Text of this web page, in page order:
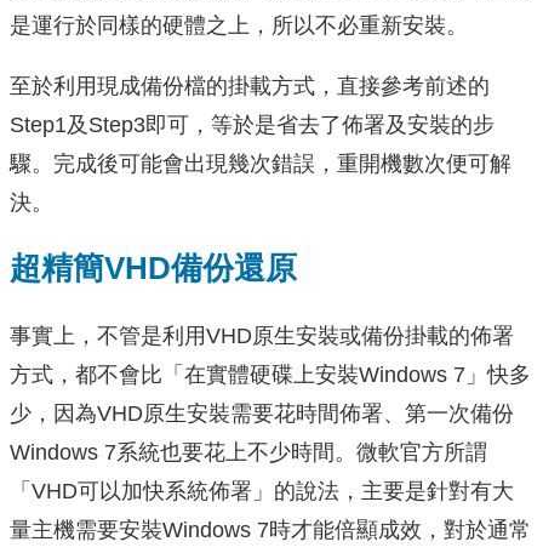
是運行於同樣的硬體之上，所以不必重新安裝。
至於利用現成備份檔的掛載方式，直接參考前述的
Step1及Step3即可，等於是省去了佈署及安裝的步
驟。完成後可能會出現幾次錯誤，重開機數次便可解
決。
超精簡VHD備份還原
事實上，不管是利用VHD原生安裝或備份掛載的佈署
方式，都不會比「在實體硬碟上安裝Windows 7」快多
少，因為VHD原生安裝需要花時間佈署、第一次備份
Windows 7系統也要花上不少時間。微軟官方所謂
「VHD可以加快系統佈署」的說法，主要是針對有大
量主機需要安裝Windows 7時才能倍顯成效，對於通常